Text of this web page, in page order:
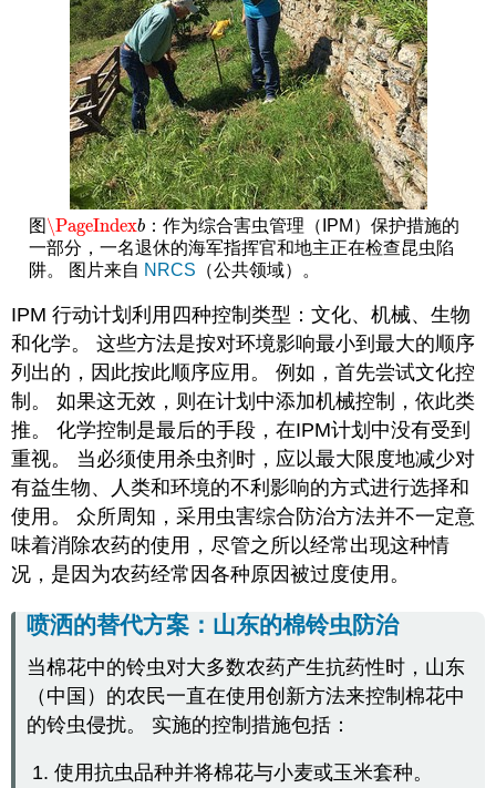
图\PageIndexb
\PageIndexb ：作为综合害虫管理（IPM）保护措施的
一部分，一名退休的海军指挥官和地主正在检查昆虫陷
阱。 图片来自 NRCS （公共领域）。
IPM 行动计划利用四种控制类型：文化、机械、生物
和化学。 这些方法是按对环境影响最小到最大的顺序
列出的，因此按此顺序应用。 例如，首先尝试文化控
制。 如果这无效，则在计划中添加机械控制，依此类
推。 化学控制是最后的手段，在IPM计划中没有受到
重视。 当必须使用杀虫剂时，应以最大限度地减少对
有益生物、人类和环境的不利影响的方式进行选择和
使用。 众所周知，采用虫害综合防治方法并不一定意
味着消除农药的使用，尽管之所以经常出现这种情
况，是因为农药经常因各种原因被过度使用。
喷洒的替代方案：山东的棉铃虫防治
当棉花中的铃虫对大多数农药产生抗药性时，山东
（中国）的农民一直在使用创新方法来控制棉花中
的铃虫侵扰。 实施的控制措施包括：
使用抗虫品种并将棉花与小麦或玉米套种。